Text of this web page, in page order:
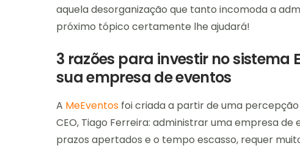
aquela desorganização que tanto incomoda a
próximo tópico certamente lhe ajudará!
3 razões para investir no sistema
sua empresa de eventos
A MeEventos foi criada a partir de uma
CEO, Tiago Ferreira: administrar uma empresa de
prazos apertados e o tempo escasso, requer